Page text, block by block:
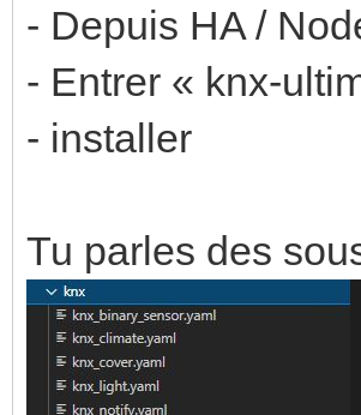
- Depuis HA /
- Entrer « knx-
- installer
Tu parles des